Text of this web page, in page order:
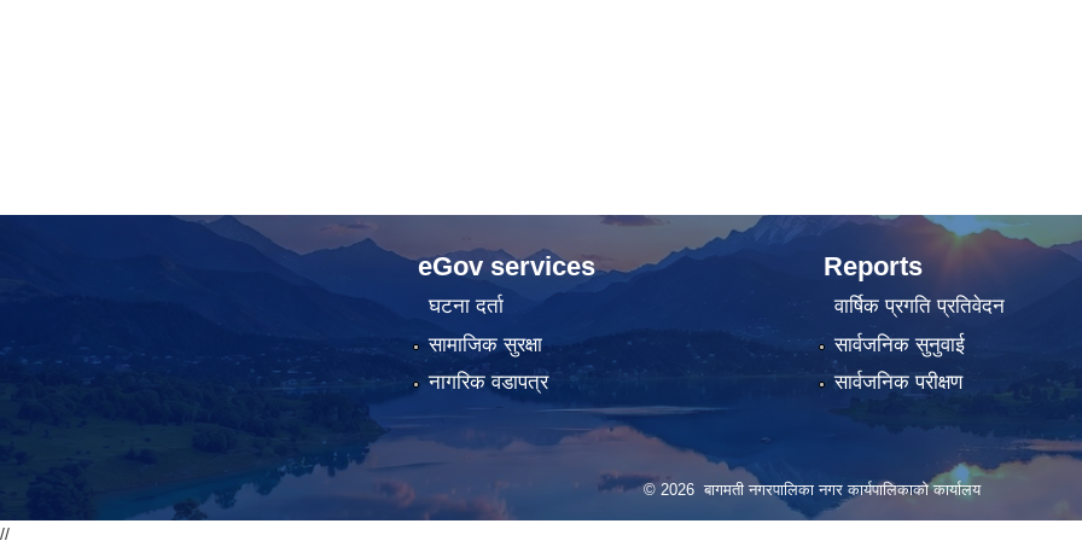
eGov services
घटना दर्ता
सामाजिक सुरक्षा
नागरिक वडापत्र
Reports
वार्षिक प्रगति प्रतिवेदन
सार्वजनिक सुनुवाई
सार्वजनिक परीक्षण
© 2026 बागमती नगरपालिका नगर कार्यपालिकाको कार्यालय
//